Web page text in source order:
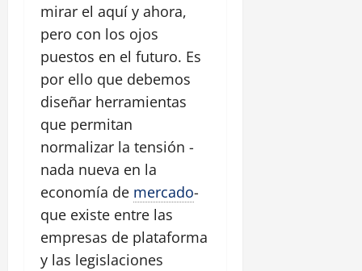
mirar el aquí y ahora,
pero con los ojos
puestos en el futuro. Es
por ello que debemos
diseñar herramientas
que permitan
normalizar la tensión -
nada nueva en la
economía de mercado-
que existe entre las
empresas de plataforma
y las legislaciones